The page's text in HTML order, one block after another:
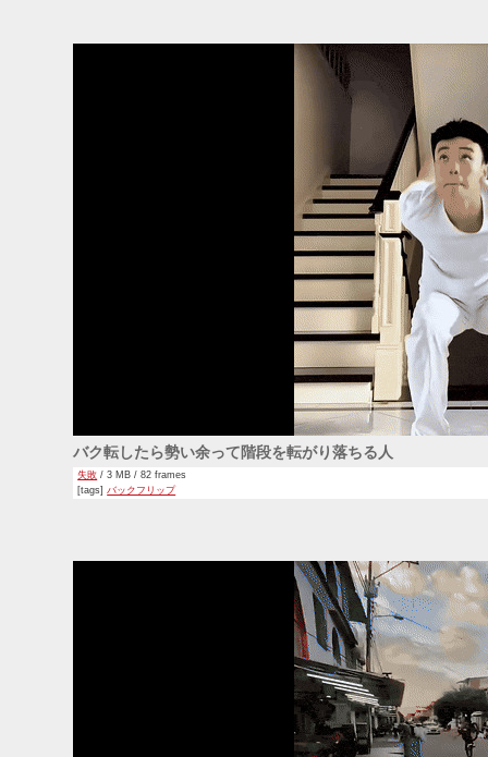
バク転したら勢い余って階段を転がり落ちる人
失敗 / 3 MB / 82 frames
[tags]バックフリップ